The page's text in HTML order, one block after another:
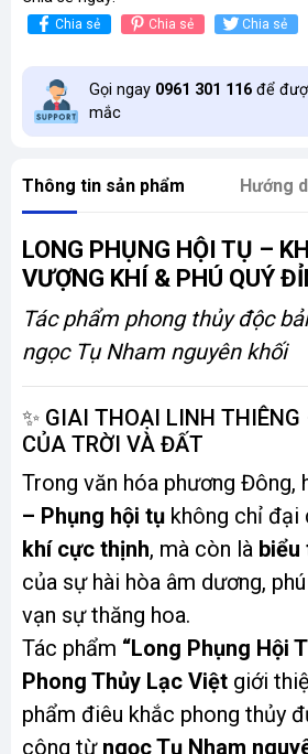
Chia sẻ Chia sẻ Chia sẻ
Gọi ngay 0961 301 116 để
mắc
Thông tin sản phẩm Hướng
LONG PHỤNG HỘI TỤ –
VƯỢNG KHÍ & PHÚ QUÝ
Tác phẩm phong thủy độc
ngọc Tụ Nham nguyên khối
✨ GIAI THOẠI LINH THIÊNG
CỦA TRỜI VÀ ĐẤT
Trong văn hóa phương Đông,
– Phụng hội tụ không chỉ đại
khí cực thịnh, mà còn là biểu
của sự hài hòa âm dương,
vạn sự thăng hoa.
Tác phẩm “Long Phụng Hội
Phong Thủy Lạc Việt giới
phẩm điêu khắc phong thủy
công từ ngọc Tụ Nham